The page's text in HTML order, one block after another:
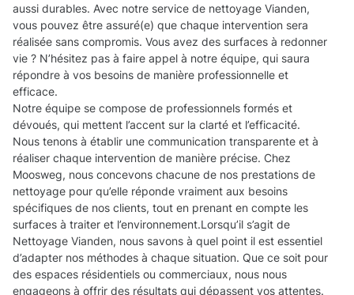
aussi durables. Avec notre service de nettoyage Vianden,
vous pouvez être assuré(e) que chaque intervention sera
réalisée sans compromis. Vous avez des surfaces à redonner
vie ? N’hésitez pas à faire appel à notre équipe, qui saura
répondre à vos besoins de manière professionnelle et
efficace.
Notre équipe se compose de professionnels formés et
dévoués, qui mettent l’accent sur la clarté et l’efficacité.
Nous tenons à établir une communication transparente et à
réaliser chaque intervention de manière précise. Chez
Moosweg, nous concevons chacune de nos prestations de
nettoyage pour qu’elle réponde vraiment aux besoins
spécifiques de nos clients, tout en prenant en compte les
surfaces à traiter et l’environnement.Lorsqu’il s’agit de
Nettoyage Vianden, nous savons à quel point il est essentiel
d’adapter nos méthodes à chaque situation. Que ce soit pour
des espaces résidentiels ou commerciaux, nous nous
engageons à offrir des résultats qui dépassent vos attentes.